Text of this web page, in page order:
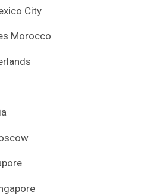
City
Morocco